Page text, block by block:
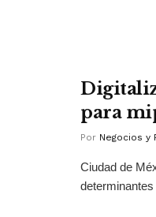
para
Por Negocios y
Ciudad de